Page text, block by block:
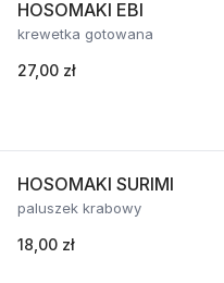
HOSOMAKI EBI
krewetka gotowana
27,00 zł
HOSOMAKI SURIMI
paluszek krabowy
18,00 zł